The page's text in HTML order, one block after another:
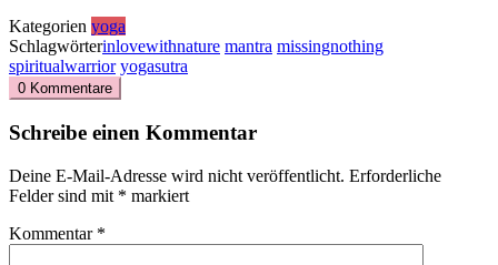
Kategorien yoga
Schlagwörterinlovewithnature mantra missingnothing
spiritualwarrior yogasutra
0 Kommentare
Schreibe einen Kommentar
Deine E-Mail-Adresse wird nicht veröffentlicht. Erforderliche
Felder sind mit * markiert
Kommentar *